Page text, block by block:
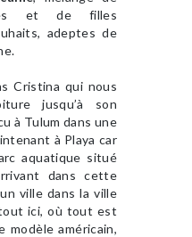
et de filles
adeptes de
Cristina qui nous
jusqu’à son
à Tulum dans une
à Playa car
aquatique situé
dans cette
ville dans la ville
ici, où tout est
modèle américain,